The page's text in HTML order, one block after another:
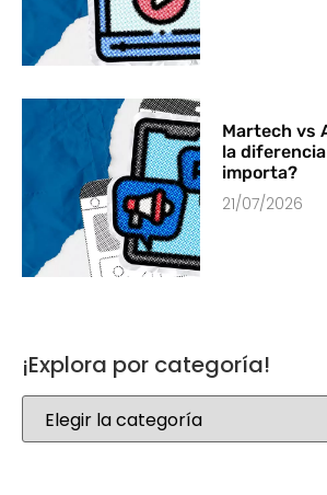
Martech vs
la
importa?
21/07/2026
¡Explora por categoría!